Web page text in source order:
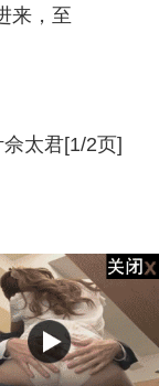
来，至
太君[1/2页]